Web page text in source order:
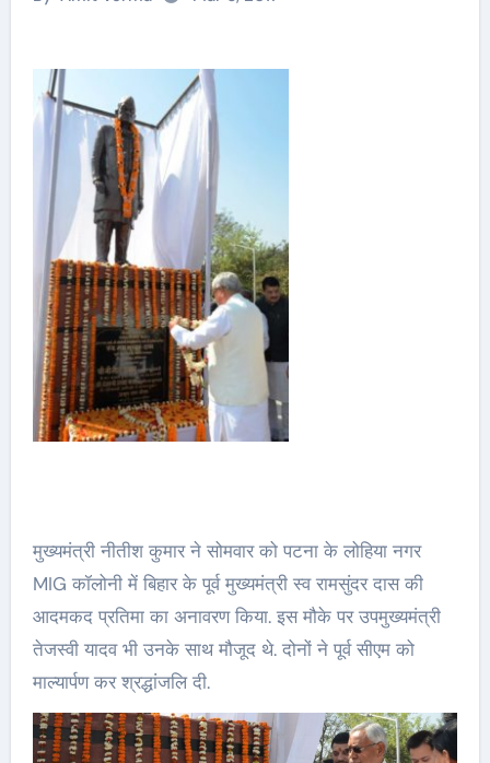
मुख्यमंत्री नीतीश कुमार ने सोमवार को पटना के लोहिया नगर
MIG कॉलोनी में बिहार के पूर्व मुख्यमंत्री स्व रामसुंदर दास की
आदमकद प्रतिमा का अनावरण किया. इस मौके पर उपमुख्यमंत्री
तेजस्वी यादव भी उनके साथ मौजूद थे. दोनों ने पूर्व सीएम को
माल्यार्पण कर श्रद्धांजलि दी.